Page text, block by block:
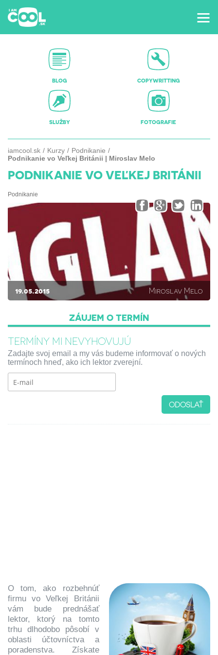
BLOG COPYWRITTING
SLUŽBY FOTOGRAFIE
iamcool.sk Kurzy
Podnikanie
Podnikanie vo Veľkej Británii | Miroslav Melo
PODNIKANIE VO VEĽKEJ BRITÁNII
Podnikanie
19.05.2015 Miroslav Melo
ZÁUJEM O TERMÍN
TERMÍNY MI NEVYHOVUJÚ
Zadajte svoj email a my vás budeme informovať o nových
termínoch hneď, ako ich lektor zverejní.
ODOSLAŤ
O tom, ako rozbehnúť
firmu vo Veľkej Británii
vám bude prednášať
lektor, ktorý na tomto
trhu dlhodobo pôsobí v
oblasti účtovníctva a
poradenstva. Získate